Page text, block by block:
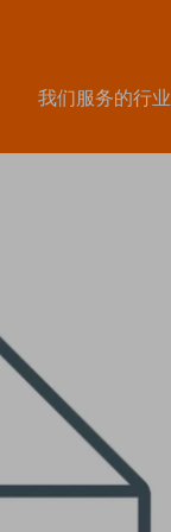
我们服务的行业